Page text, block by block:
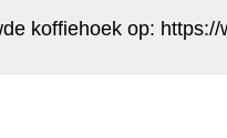
koffiehoek op: https://